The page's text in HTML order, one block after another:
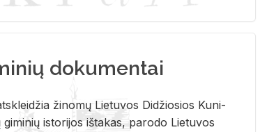
dokumentai
ži­no­mų Lie­tu­vos Di­džio­sios Ku­ni­
is­to­ri­jos iš­ta­kas, pa­ro­do Lie­tu­vos